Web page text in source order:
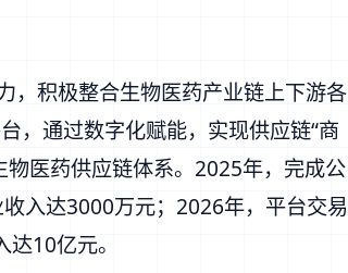
，积极整合生物医药产业链上下游各
，通过数字化赋能，实现供应链“商
医药供应链体系。2025年，完成公
入达3000万元；2026年，平台交易
10亿元。